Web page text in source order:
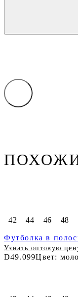
42 44 46 48
Футболка в
Узнать оптовую
D49.099Цвет: